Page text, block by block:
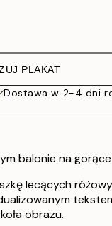
PLAKAT
Dostawa w 2-4 dni
balonie na
lecących
obrazu.